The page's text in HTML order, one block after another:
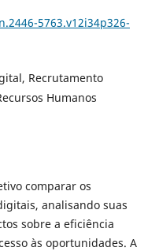
5763.v12i34p326-
Recrutamento
Humanos
comparar os
analisando suas
sobre a eficiência
às oportunidades. A